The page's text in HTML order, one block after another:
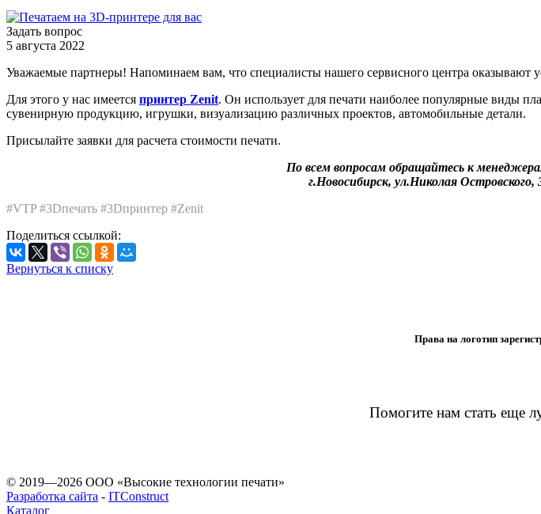
Задать вопрос
5 августа 2022
Уважаемые партнеры! Напоминаем вам, что специалисты нашего сервисного центра оказывают
Для этого у нас имеется принтер Zenit. Он использует для печати наиболее популярные виды
сувенирную продукцию, игрушки, визуализацию различных проектов, автомобильные детали.
Присылайте заявки для расчета стоимости печати.
По всем вопросам обращайтесь к
г.Новосибирск, ул.Николая Островского,
#VTP #3Dпечать #3Dпринтер #Zenit
Поделиться ссылкой:
Вернуться к списку
Права на логотип
Помогите нам стать еще
© 2019—2026 ООО «Высокие технологии печати»
Разработка сайта - ITConstruct
Каталог